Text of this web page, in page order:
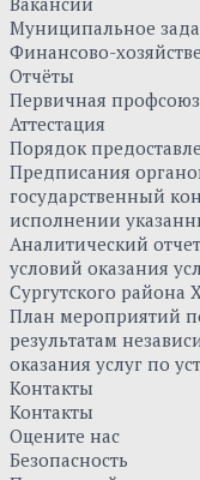
Муниципальное
Финансово-
Отчёты
Первичная
Аттестация
Порядок
Предписания
государственный
исполнении
Аналитический
условий оказания
Сургутского
План мероприятий
результатам
оказания услуг по
Контакты
Контакты
Оцените нас
Безопасность